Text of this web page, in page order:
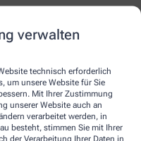
verwalten
technisch erforderlich
um unsere Website für Sie
Mit Ihrer Zustimmung
unserer Website auch an
verarbeitet werden, in
besteht, stimmen Sie mit Ihrer
der Verarbeitung Ihrer Daten in
Jahr an die neue Saison
etwa 10 bis 14 Tage, bis
vor einer Ansteckung
zu Beginn des Jahres